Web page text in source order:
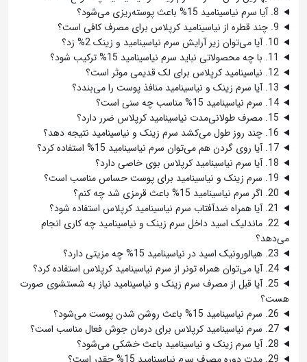
8. آیا سرم نیاسینامید 15% باعث پوسته‌ریزی می‌شود؟
9. چند قطره از نیاسینامید کرپلاس برای مصرف کافی است؟
10. آیا می‌توان زیر آرایش سرم نیاسینامید و زینک 2% زد؟
11. با چه محصولاتی نباید سرم نیاسینامید 15% ترکیب شود؟
12. نیاسینامید کرپلاس برای لک قدیمی موثر است؟
13. آیا سرم زینک و نیاسینامید منافذ پوست را می‌بندد؟
14. سرم نیاسینامید 15% مناسب چه سنی است؟
15. مصرف طولانی‌مدت نیاسینامید کرپلاس ضرر دارد؟
16. چند روز طول می‌کشد سرم زینک و نیاسینامید نتیجه دهد؟
17. آیا روی گردن هم می‌توان سرم نیاسینامید 15% استفاده کرد؟
18. آیا سرم نیاسینامید کرپلاس بوی خاصی دارد؟
19. سرم زینک و نیاسینامید برای پوست حساس مناسب است؟
20. اگر سرم نیاسینامید 15% باعث قرمزی شد چه کنم؟
21. آیا همراه ضدآفتاب سرم نیاسینامید کرپلاس استفاده شود؟
22. ماندلیک اسید داخل سرم زینک و نیاسینامید چه کاری انجام
می‌دهد؟
23. هیالورونیک اسید در نیاسینامید 15% چه مزیتی دارد؟
24. آیا می‌توان همراه تونر از سرم نیاسینامید کرپلاس استفاده کرد؟
25. آیا قبل از مصرف سرم زینک و نیاسینامید نیاز به شستشوی صورت
هست؟
26. سرم نیاسینامید 15% باعث روشن شدن پوست می‌شود؟
27. سرم نیاسینامید کرپلاس برای درمان جوش فعال مناسب است؟
28. آیا سرم زینک و نیاسینامید باعث خشکی می‌شود؟